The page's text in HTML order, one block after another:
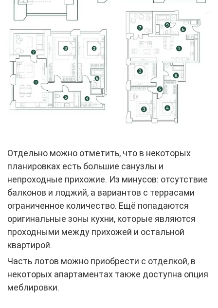
Отдельно можно отметить, что в некоторых
планировках есть большие санузлы и
непроходные прихожие. Из минусов: отсутствие
балконов и лоджий, а вариантов с террасами
ограниченное количество. Ещё попадаются
оригинальные зоны кухни, которые являются
проходными между прихожей и остальной
квартирой.
Часть лотов можно приобрести с отделкой, в
некоторых апартаментах также доступна опция
меблировки.